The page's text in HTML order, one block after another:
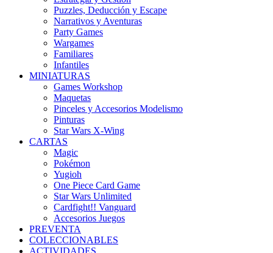
Puzzles, Deducción y Escape
Narrativos y Aventuras
Party Games
Wargames
Familiares
Infantiles
MINIATURAS
Games Workshop
Maquetas
Pinceles y Accesorios Modelismo
Pinturas
Star Wars X-Wing
CARTAS
Magic
Pokémon
Yugioh
One Piece Card Game
Star Wars Unlimited
Cardfight!! Vanguard
Accesorios Juegos
PREVENTA
COLECCIONABLES
ACTIVIDADES